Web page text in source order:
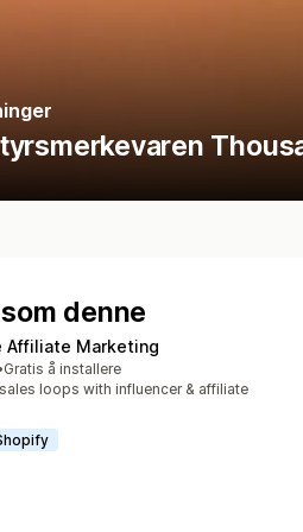
denne
Affiliate Marketing
Gratis å installere
loops with influencer & affiliate